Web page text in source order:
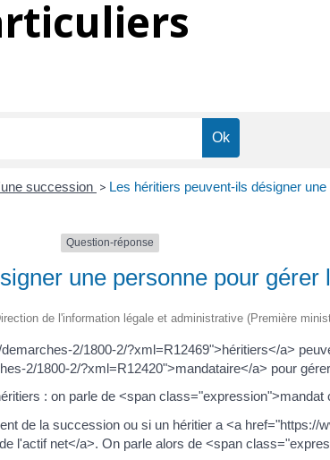
succession > Les héritiers peuvent-ils désigner
Question-réponse
une personne pour gérer
de l'information légale et administrative (Première
2/1800-2/?xml=R12469">héritiers</a>
2/1800-2/?xml=R12420">mandataire</a> pour
: on parle de <span class="expression">mandat
de la succession ou si un héritier a <a
l'actif net</a>. On parle alors de <span